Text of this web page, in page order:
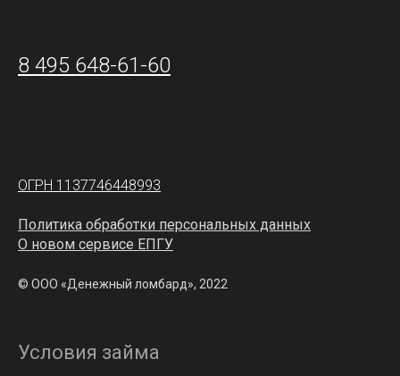
8 495 648-61-60
ОГРН 1137746448993
Политика обработки персональных данных
О новом сервисе ЕПГУ
© ООО «Денежный ломбард», 2022
Условия займа